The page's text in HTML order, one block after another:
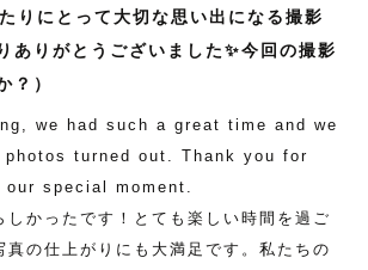
にとって大切な思い出になる撮影
ありがとうございました✨今回の撮影
？）
we had such a great time and we
photos turned out. Thank you for
special moment.
しかったです！とても楽しい時間を過ご
真の仕上がりにも大満足です。私たちの